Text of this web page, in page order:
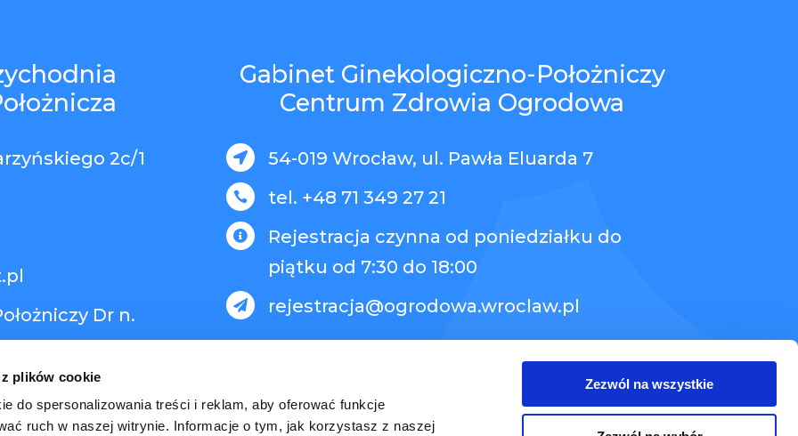
plików cookie
do spersonalizowania treści i reklam, aby oferować funkcje
ruch w naszej witrynie. Informacje o tym, jak korzystasz z naszej
Zezwól na wszystkie
2c/1
Dr n.
Gabinet Ginekologiczno-Położniczy
Centrum Zdrowia Ogrodowa
 54-019 Wrocław, ul. Pawła Eluarda 7
 tel. +48 71 349 27 21

Rejestracja czynna od poniedziałku do
piątku od 7:30 do 18:00
 rejestracja@ogrodowa.wroclaw.pl